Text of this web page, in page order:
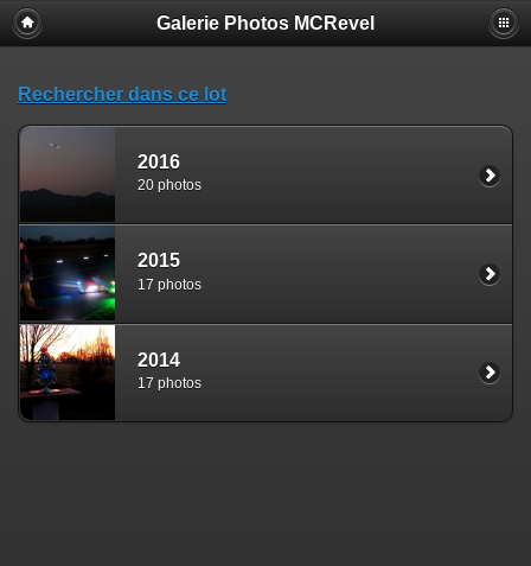
Galerie Photos MCRevel
Rechercher dans ce lot
2016
20 photos
2015
17 photos
2014
17 photos